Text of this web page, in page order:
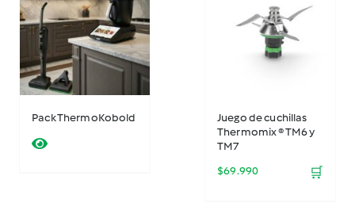
Pack ThermoKobold
Juego de cuchillas
Thermomix ® TM6 y
TM7
$69.990 🛒